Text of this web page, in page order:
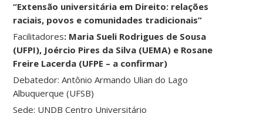
“Extensão universitária em Direito: relações
raciais, povos e comunidades tradicionais”
Facilitadores: Maria Sueli Rodrigues de Sousa
(UFPI), Joércio Pires da Silva (UEMA) e Rosane
Freire Lacerda (UFPE – a confirmar)
Debatedor: Antônio Armando Ulian do Lago
Albuquerque (UFSB)
Sede: UNDB Centro Universitário